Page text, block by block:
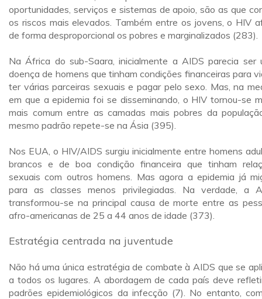
oportunidades, serviços e sistemas de apoio, são as que
os riscos mais elevados. Também entre os jovens, o HIV
de forma desproporcional os pobres e marginalizados (283).
Na África do sub-Saara, inicialmente a AIDS parecia ser
doença de homens que tinham condições financeiras para
ter várias parceiras sexuais e pagar pelo sexo. Mas, na
em que a epidemia foi se disseminando, o HIV tornou-se
mais comum entre as camadas mais pobres da
mesmo padrão repete-se na Ásia (395).
Nos EUA, o HIV/AIDS surgiu inicialmente entre homens
brancos e de boa condição financeira que tinham
sexuais com outros homens. Mas agora a epidemia já
para as classes menos privilegiadas. Na verdade, a
transformou-se na principal causa de morte entre as
afro-americanas de 25 a 44 anos de idade (373).
Estratégia centrada na juventude
Não há uma única estratégia de combate à AIDS que se
a todos os lugares. A abordagem de cada país deve
padrões epidemiológicos da infecção (7). No entanto,